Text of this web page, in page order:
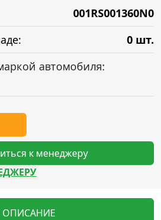
001RS001360N0
0 шт.
автомобиля:
к менеджеру
ОПИСАНИЕ